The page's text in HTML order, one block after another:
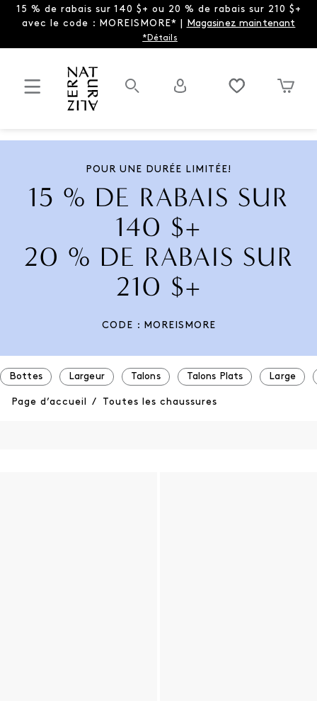
15 % de rabais sur 140 $+ ou 20 % de rabais sur 210 $+
avec le code : MOREISMORE* | Magasinez maintenant
*Détails
POUR UNE DURÉE LIMITÉE!
15 % DE RABAIS SUR
140 $+
20 % DE RABAIS SUR
210 $+
CODE : MOREISMORE
Bottes Largeur Talons Talons Plats Large
Page d’accueil / Toutes les chaussures